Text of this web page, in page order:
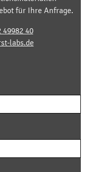
für Ihre Anfrage.
49982 40
labs.de